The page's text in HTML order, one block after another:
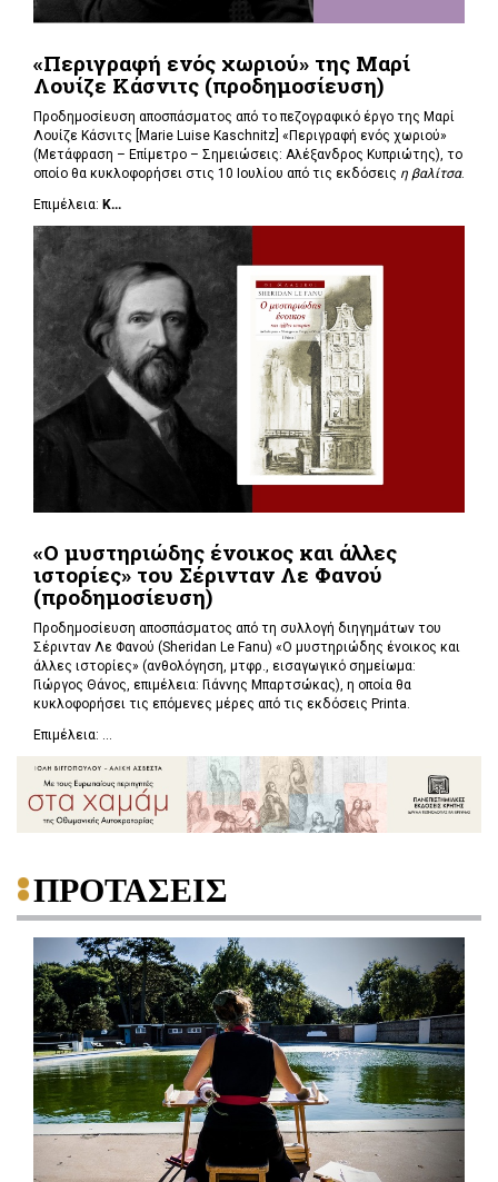
«Περιγραφή ενός χωριού» της Μαρί
Λουίζε Κάσνιτς (προδημοσίευση)
Προδημοσίευση αποσπάσματος από το πεζογραφικό έργο της Μαρί
Λουίζε Κάσνιτς [Marie Luise Kaschnitz] «Περιγραφή ενός χωριού»
(Μετάφραση – Επίμετρο – Σημειώσεις: Αλέξανδρος Κυπριώτης), το
οποίο θα κυκλοφορήσει στις 10 Ιουλίου από τις εκδόσεις η βαλίτσα.
Επιμέλεια: Κ...
«Ο μυστηριώδης ένοικος και άλλες
ιστορίες» του Σέρινταν Λε Φανού
(προδημοσίευση)
Προδημοσίευση αποσπάσματος από τη συλλογή διηγημάτων του
Σέρινταν Λε Φανού (Sheridan Le Fanu) «Ο μυστηριώδης ένοικος και
άλλες ιστορίες» (ανθολόγηση, μτφρ., εισαγωγικό σημείωμα:
Γιώργος Θάνος, επιμέλεια: Γιάννης Μπαρτσώκας), η οποία θα
κυκλοφορήσει τις επόμενες μέρες από τις εκδόσεις Printa.
Επιμέλεια: ...
ΠΡΟΤΑΣΕΙΣ